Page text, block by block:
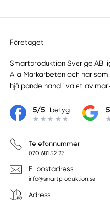
Företaget
Smartproduktion Sverige AB
Alla Markarbeten och har
hjälpande hand i valet av
5/5i betyg
Telefonnummer
070 681 52 22
E-postadress
info@smartproduktion.se
Adress